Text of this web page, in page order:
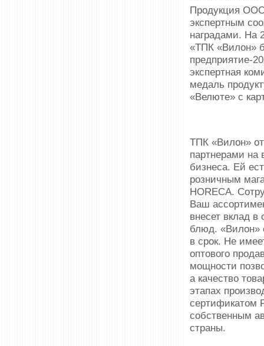
Продукция ООО
экспертным
наградами. На
«ТПК «Вилон»
предприятие-
экспертная
медаль
«Велюте» с
ТПК «Вилон»
партнерами на
бизнеса. Ей
розничным
HORECA.
Ваш
внесет вклад в
блюд. «Вилон»
в срок. Не
оптового
мощности
а качество
этапах
сертификатом
собственным
страны.